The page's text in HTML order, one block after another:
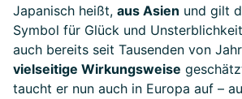
Japanisch heißt, aus Asien und gilt
Symbol für Glück und
auch bereits seit Tausenden von
vielseitige Wirkungsweise
taucht er nun auch in Europa auf –